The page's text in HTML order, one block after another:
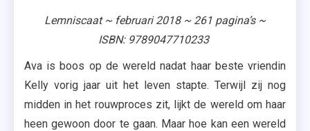
Lemniscaat ~ februari 2018 ~ 261 pagina’s ~
ISBN: 9789047710233
Ava is boos op de wereld nadat haar beste vriendin
Kelly vorig jaar uit het leven stapte. Terwijl zij nog
midden in het rouwproces zit, lijkt de wereld om haar
heen gewoon door te gaan. Maar hoe kan een wereld